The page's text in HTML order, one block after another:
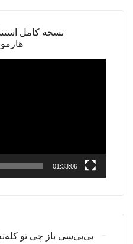
نسخه کامل
01:33:06
بی‌بی‌سی باز چی تو